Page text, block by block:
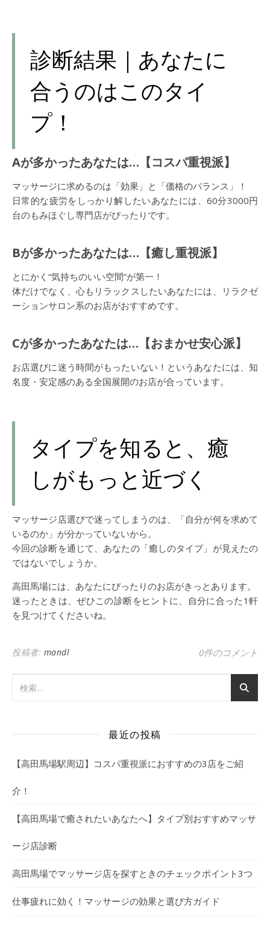
診断結果｜あなたに
合うのはこのタイ
プ！
Aが多かったあなたは…【コスパ重視派】
マッサージに求めるのは「効果」と「価格のバランス」！
日常的な疲労をしっかり解したいあなたには、60分3000円
台のもみほぐし専門店がぴったりです。
Bが多かったあなたは…【癒し重視派】
とにかく“気持ちのいい空間”が第一！
体だけでなく、心もリラックスしたいあなたには、リラクゼ
ーションサロン系のお店がおすすめです。
Cが多かったあなたは…【おまかせ安心派】
お店選びに迷う時間がもったいない！というあなたには、知
名度・安定感のある全国展開のお店が合っています。
タイプを知ると、癒
しがもっと近づく
マッサージ店選びで迷ってしまうのは、「自分が何を求めて
いるのか」が分かっていないから。
今回の診断を通じて、あなたの「癒しのタイプ」が見えたの
ではないでしょうか。
高田馬場には、あなたにぴったりのお店がきっとあります。
迷ったときは、ぜひこの診断をヒントに、自分に合った1軒
を見つけてくださいね。
投稿者: mandl 0件のコメント
最近の投稿
【高田馬場駅周辺】コスパ重視派におすすめの3店をご紹
介！
【高田馬場で癒されたいあなたへ】タイプ別おすすめマッサ
ージ店診断
高田馬場でマッサージ店を探すときのチェックポイント3つ
仕事疲れに効く！マッサージの効果と選び方ガイド